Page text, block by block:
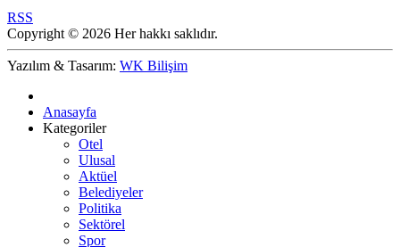
RSS
Copyright © 2026 Her hakkı saklıdır.
Yazılım & Tasarım: WK Bilişim
Anasayfa
Kategoriler
Otel
Ulusal
Aktüel
Belediyeler
Politika
Sektörel
Spor